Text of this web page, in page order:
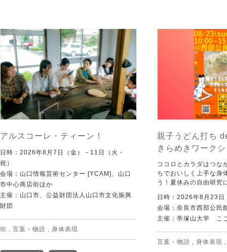
アルスコーレ・ティーン！
日時：2026年8月7日（金）－11日（火・
祝）
会場：山口情報芸術センター [YCAM]、山口
市中心商店街ほか
主催：山口市、公益財団法人山口市文化振興
財団
街 , 言葉・物語 , 身体表現
親子うどん打ち
きらめきワーク
ココロとカラダはつな
ちでおいしく上手な身
う！夏休みの自由研究
日時：2026年8月23日
会場：奈良市西部公民
主催：帝塚山大学 こ
言葉・物語 , 身体表現